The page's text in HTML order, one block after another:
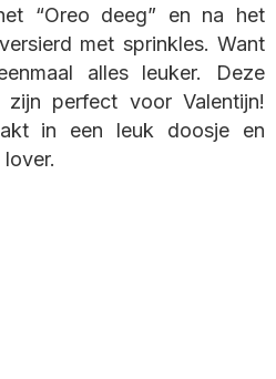
“Oreo deeg” en na het
met sprinkles. Want
alles leuker. Deze
zijn perfect voor Valentijn!
in een leuk doosje en